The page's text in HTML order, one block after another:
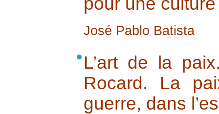
José Pablo Batista
L’art de la
Rocard. La
guerre, dans